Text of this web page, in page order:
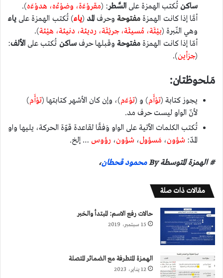
ساكن تُكتب الهمزة على السَّطر: (مقروْءَة، وضوْءُه، هدوْءَه).
أمَّا إذا كانت الهمزة مفتوحة وحرفالمد (ياء) تُكتب الهمزة على ياء
وهي النّبرة (بيْئَة، مُسيئَة، جريْئَة، رديئة، دنيئة، هيْئة).
أمّا إذا كانت الهمزة مفتوحةوقبلها حرفساكن تُكتب على الألف:
(جزأين).
مَلحوظتان:
يجوز كتابة (توْأَم) و (توْءَم)، وإن كان الأشهر كتابتها (توْأَم)
لأنّ الواو ليست حرف مد.
تُكتب الكلمات الآتية على الواو وَفقًا لقاعدة قوّة الحركة، يليها واو
المدّ: شؤون، مَسؤول، شؤون، رؤوس … إلخ.
# الهمزة المتوسطة By محمود قحطان،
مقالات ذات صلة
حالات رفع الاسم: المبتدأ والخبر
15 سبتمبر، 2019
الهمزة المتطرفة مع الضمائر المتصلة
12 يناير، 2023